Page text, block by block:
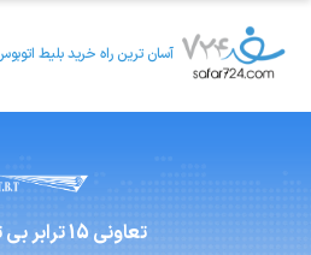
آسان ترین راه خرید بلیط اتوبوس
تعاونی 15 ترابر بی تا